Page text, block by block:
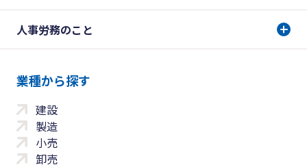
人事労務のこと
業種から探す
建設
製造
小売
卸売